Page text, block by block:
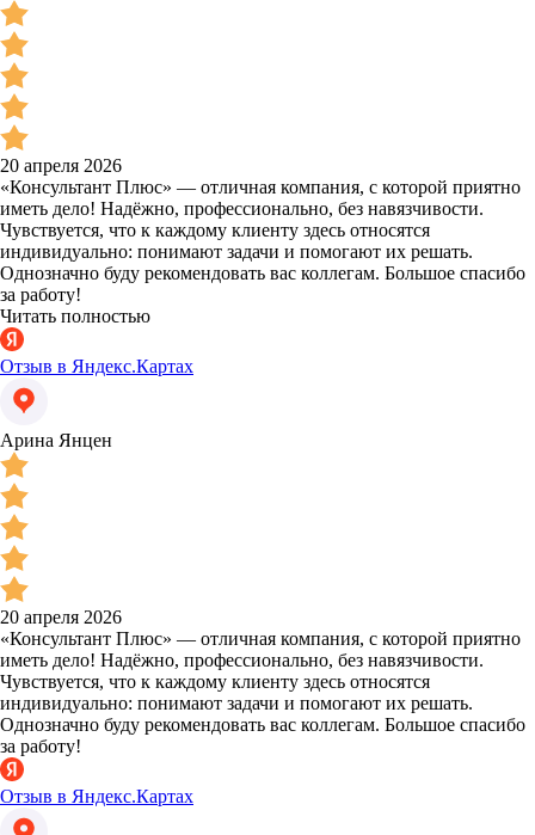
20 апреля 2026
«Консультант Плюс» — отличная компания, с которой приятно
иметь дело! Надёжно, профессионально, без навязчивости.
Чувствуется, что к каждому клиенту здесь относятся
индивидуально: понимают задачи и помогают их решать.
Однозначно буду рекомендовать вас коллегам. Большое спасибо
за работу!
Читать полностью
Отзыв в Яндекс.Картах
Арина Янцен
20 апреля 2026
«Консультант Плюс» — отличная компания, с которой приятно
иметь дело! Надёжно, профессионально, без навязчивости.
Чувствуется, что к каждому клиенту здесь относятся
индивидуально: понимают задачи и помогают их решать.
Однозначно буду рекомендовать вас коллегам. Большое спасибо
за работу!
Отзыв в Яндекс.Картах